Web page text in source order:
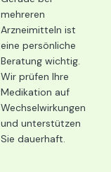
mehreren
Arzneimitteln ist
eine persönliche
Beratung wichtig.
Wir prüfen Ihre
Medikation auf
Wechselwirkungen
und unterstützen
Sie dauerhaft.